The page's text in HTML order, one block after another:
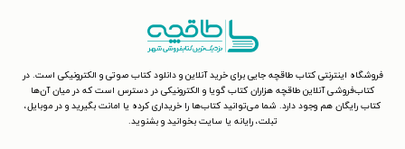
فروشگاه اینترنتی کتاب طاقچه جایی برای خرید آنلاین و دانلود کتاب صوتی و الکترونیکی است. در
کتاب‌فروشی آنلاین طاقچه هزاران کتاب گویا و الکترونیکی در دسترس است که در میان آن‌ها
کتاب رایگان هم وجود دارد. شما می‌توانید کتاب‌ها را خریداری کرده یا امانت بگیرید و در موبایل،
تبلت، رایانه یا سایت بخوانید و بشنوید.